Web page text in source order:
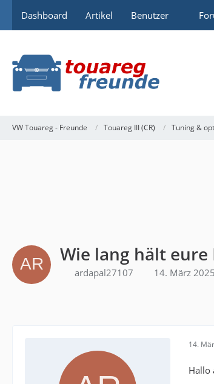
Dashboard Artikel Benutzer
VW Touareg - Freunde Touareg III (CR) Tuning &
Wie lang hält
ardapal27107 14. März
14.
Hallo